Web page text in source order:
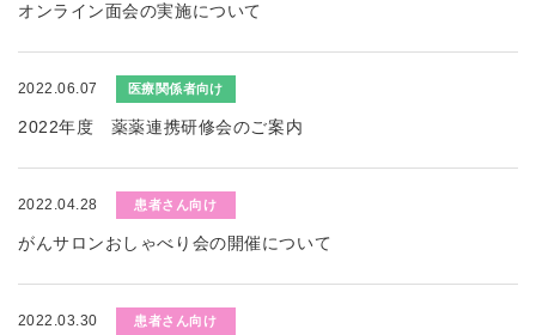
オンライン面会の実施について
2022.06.07 医療関係者向け
2022年度 薬薬連携研修会のご案内
2022.04.28 患者さん向け
がんサロンおしゃべり会の開催について
2022.03.30 患者さん向け